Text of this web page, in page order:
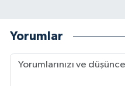
Yorumlar